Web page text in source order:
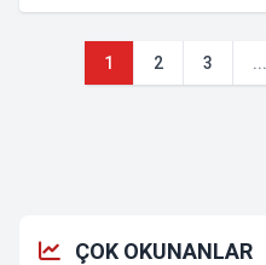
1 2 3 ...
ÇOK OKUNANLAR